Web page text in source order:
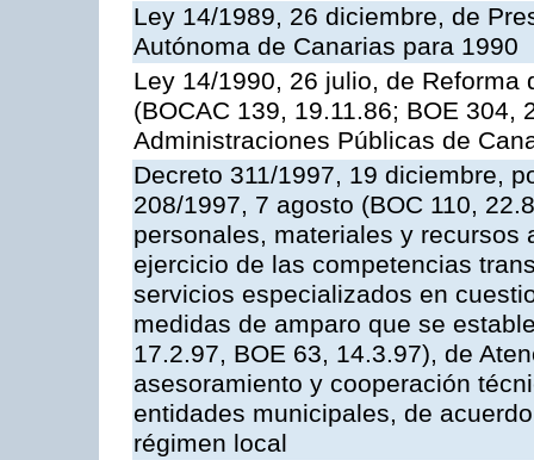
Ley 14/1989, 26 diciembre, de
Autónoma de Canarias para 1990
Ley 14/1990, 26 julio, de
(BOCAC 139, 19.11.86; BOE
Administraciones Públicas de
Decreto 311/1997, 19 diciembre,
208/1997, 7 agosto (BOC 110,
personales, materiales y recursos
ejercicio de las competencias
servicios especializados en
medidas de amparo que se
17.2.97, BOE 63, 14.3.97), de
asesoramiento y cooperación
entidades municipales, de
régimen local